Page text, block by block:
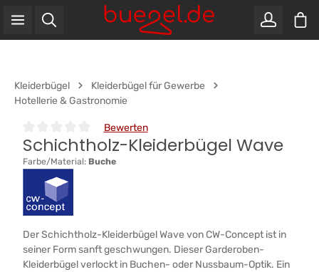
Zum Hauptinhalt springen
Kleiderbügel
Kleiderbügel für Gewerbe
Hotellerie & Gastronomie
Durchschnittliche Bewertung von 0 von 5 Sternen
Bewerten
Schichtholz-Kleiderbügel Wave
Farbe/Material: Buche
Der Schichtholz-Kleiderbügel Wave von CW-Concept ist in
seiner Form sanft geschwungen. Dieser Garderoben-
Kleiderbügel verlockt in Buchen- oder Nussbaum-Optik. Ein